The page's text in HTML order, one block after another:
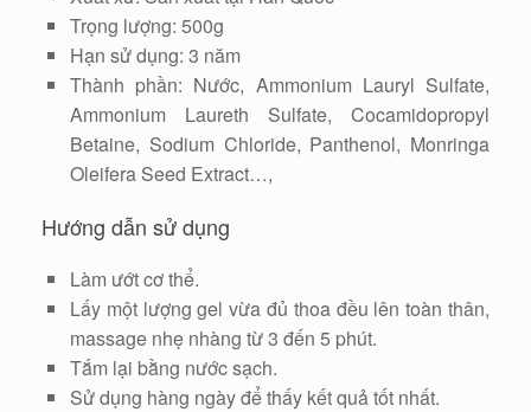
Trọng lượng: 500g
Hạn sử dụng: 3 năm
Thành phần: Nước, Ammonium Lauryl Sulfate,
Ammonium Laureth Sulfate, Cocamidopropyl
Betaine, Sodium Chloride, Panthenol, Monringa
Oleifera Seed Extract…,
Hướng dẫn sử dụng
Làm ướt cơ thể.
Lấy một lượng gel vừa đủ thoa đều lên toàn thân,
massage nhẹ nhàng từ 3 đến 5 phút.
Tắm lại bằng nước sạch.
Sử dụng hàng ngày để thấy kết quả tốt nhất.